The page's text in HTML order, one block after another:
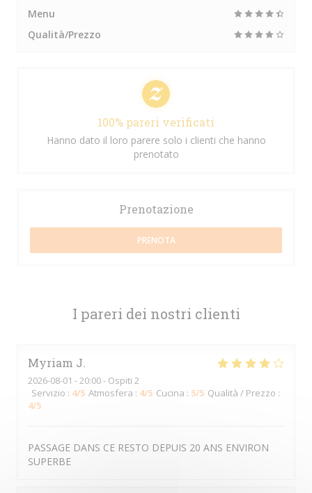
I pareri dei nostri clienti
Myriam J
2026-08-01 - 20:00 - Ospiti 2
Servizio : 4/5 Atmosfera : 4/5 Cucina : 5/5 Qualità / Prezzo :
4/5
PASSAGE DANS CE RESTO DEPUIS 20 ANS ENVIRON
SUPERBE
Menu
Qualità/Prezzo
100% pareri verificati
Hanno dato il loro parere solo i clienti che hanno
prenotato
Prenotazione
PRENOTA